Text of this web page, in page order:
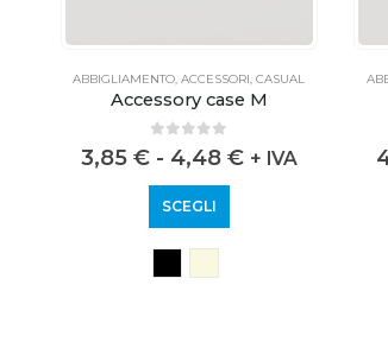
ABBIGLIAMENTO ,ACCESSORI ,CASUAL
Accessory case M
out of 5
3,85 € - 4,48 € + IVA
SCEGLI